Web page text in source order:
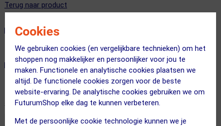
Cookies
We gebruiken cookies (en vergelijkbare technieken) om het
shoppen nog makkelijker en persoonlijker voor jou te
maken. Functionele en analytische cookies plaatsen we
altijd. De functionele cookies zorgen voor de beste
website-ervaring. De analytische cookies gebruiken we om
FuturumShop elke dag te kunnen verbeteren.
Met de persoonlijke cookie technologie kunnen we je
Terug naar product
BEOORDELING
REVIEWS
Sorteren: Meest relevant